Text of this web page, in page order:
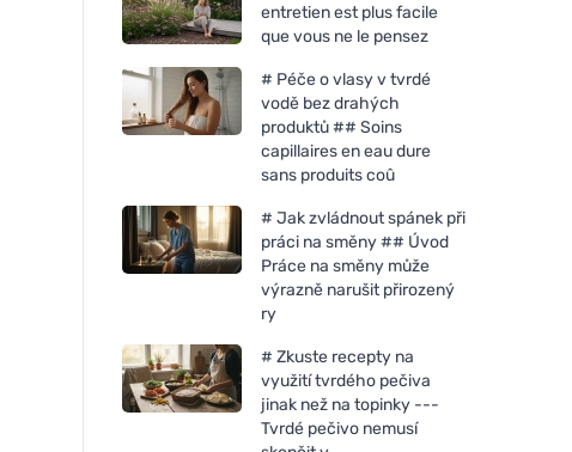
entretien est plus facile
que vous ne le pensez
# Péče o vlasy v tvrdé
vodě bez drahých
produktů ## Soins
capillaires en eau dure
sans produits coû
# Jak zvládnout spánek při
práci na směny ## Úvod
Práce na směny může
výrazně narušit přirozený
ry
# Zkuste recepty na
využití tvrdého pečiva
jinak než na topinky ---
Tvrdé pečivo nemusí